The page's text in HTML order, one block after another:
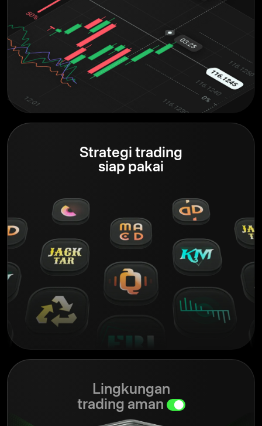
Strategi trading
siap pakai
Lingkungan
trading aman